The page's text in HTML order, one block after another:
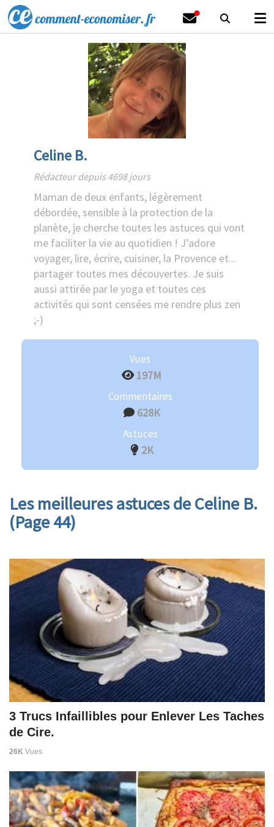
Celine B.
Rédacteur depuis 4698 jours
Maman de deux enfants, légèrement
débordée, sensible à la protection de la
planète, je cherche toutes les astuces qui vont
me faciliter la vie au quotidien ! J’adore
voyager, lire, écrire, cuisiner, la Provence et...
partager toutes mes découvertes. Je suis
aussi attirée par le yoga et toutes ces
activités qui sont censées me rendre plus zen
;-)
Vues
197M
Commentaires
628K
Astuces
2K
Les meilleures astuces de Celine B.
(Page 44)
3 Trucs Infaillibles pour Enlever Les Taches
de Cire.
26K Vues